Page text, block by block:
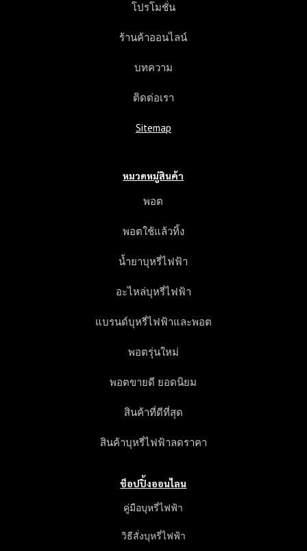
โปรโมชั่น
ร้านค้าออนไลน์
บทความ
ติดต่อเรา
Sitemap
หมวดหมู่สินค้า
พอต
พอตใช้แล้วทิ้ง
น้ำยาบุหรี่ไฟฟ้า
อะไหล่บุหรี่ไฟฟ้า
แบรนด์บุหรี่ไฟฟ้าและพอต
พอตรุ่นใหม่
พอตขายดี ยอดนิยม
สินค้าที่ดีที่สุด
สินค้าบุหรี่ไฟฟ้าลดราคา
ช็อปปิ้งออนไลน
คู่มือบุหรี่ไฟฟ้า
วิธีสั่งบุหรี่ไฟฟ้า